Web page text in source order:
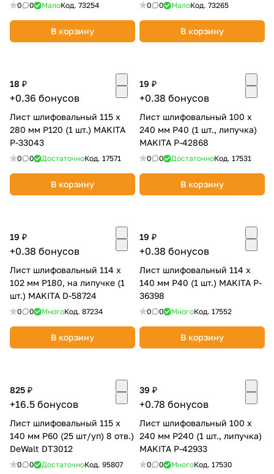
0 0 МалоКод. 73254
В корзину
0 0 МалоКод. 73265
В корзину
18 ₽
+0.36 бонусов
Лист шлифовальный 115 х
280 мм P120 (1 шт.) MAKITA
P-33043
0 0 ДостаточноКод. 17571
В корзину
19 ₽
+0.38 бонусов
Лист шлифовальный 100 х
240 мм P40 (1 шт., липучка)
MAKITA P-42868
0 0 ДостаточноКод. 17531
В корзину
19 ₽
+0.38 бонусов
Лист шлифовальный 114 х
102 мм P180, на липучке (1
шт.) MAKITA D-58724
0 0 МногоКод. 87234
В корзину
19 ₽
+0.38 бонусов
Лист шлифовальный 114 х
140 мм P40 (1 шт.) MAKITA P-
36398
0 0 МногоКод. 17552
В корзину
825 ₽
+16.5 бонусов
Лист шлифовальный 115 х
140 мм P60 (25 шт/уп) 8 отв.)
DeWalt DT3012
0 0 ДостаточноКод. 95807
39 ₽
+0.78 бонусов
Лист шлифовальный 100 х
240 мм P240 (1 шт., липучка)
MAKITA P-42933
0 0 МногоКод. 17530